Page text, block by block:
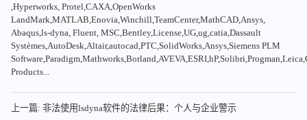
,Hyperworks, Protel,CAXA,OpenWorks
LandMark,MATLAB,Enovia,Winchill,TeamCenter,MathCAD,Ansys,
Abaqus,ls-dyna, Fluent, MSC,Bentley,License,UG,ug,catia,Dassault
Systèmes,AutoDesk,Altair,autocad,PTC,SolidWorks,Ansys,Siemens PLM
Products...
上一篇: 非法使用lsdyna软件的法律后果：个人与企业警示